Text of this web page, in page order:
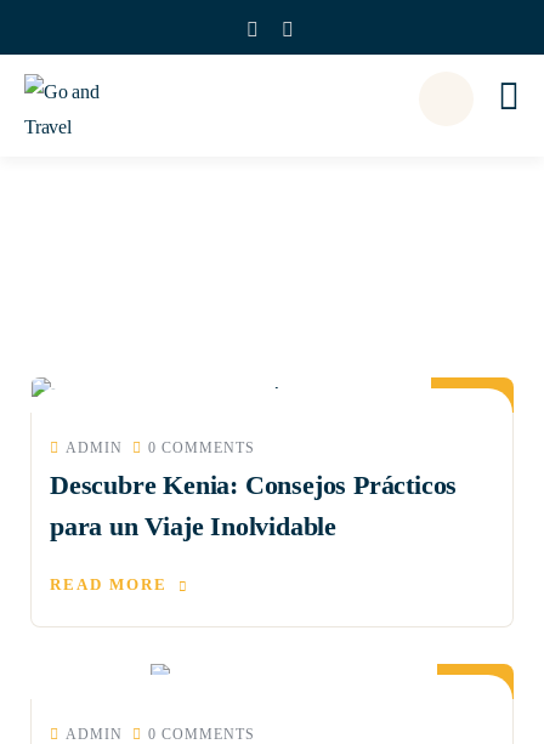
ADMIN 0 COMMENTS
Descubre Kenia: Consejos Prácticos
para un Viaje Inolvidable
READ MORE
16
ADMIN 0 COMMENTS